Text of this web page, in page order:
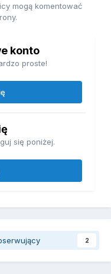
mogą komentować
konto
proste!
się poniżej.
2